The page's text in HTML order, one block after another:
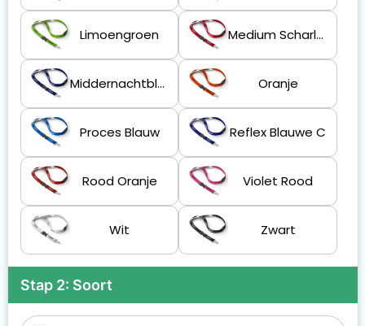
Limoengroen Medium Scharlakenrood
Middernachtblauw Oranje
Proces Blauw Reflex Blauwe C
Rood Oranje Violet Rood
Wit Zwart
Stap 2: Soort